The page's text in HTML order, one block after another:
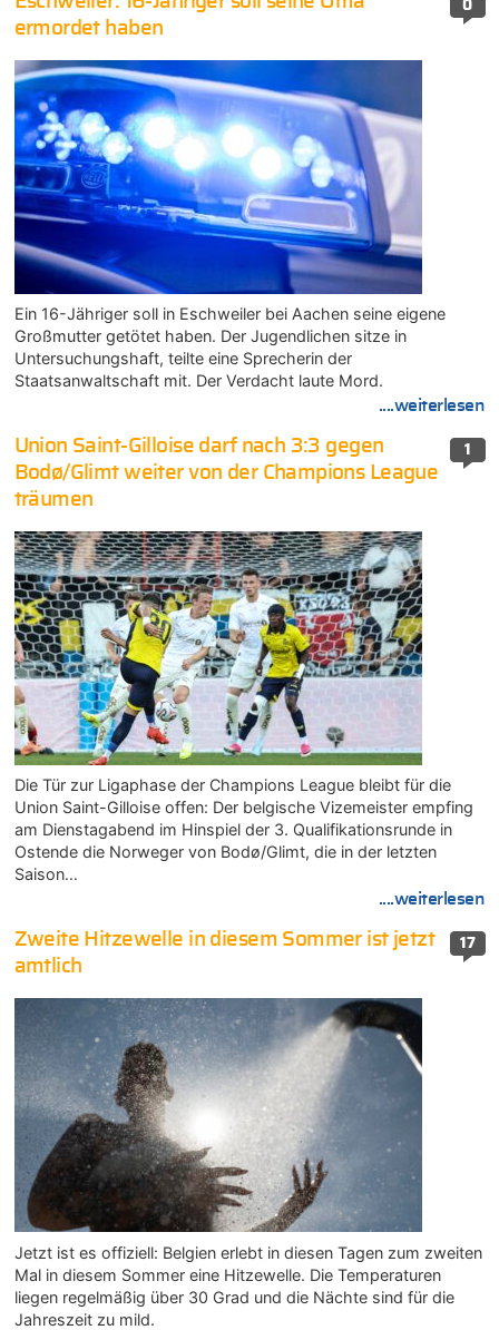
0
ermordet haben
Ein 16-Jähriger soll in Eschweiler bei Aachen seine eigene
Großmutter getötet haben. Der Jugendlichen sitze in
Untersuchungshaft, teilte eine Sprecherin der
Staatsanwaltschaft mit. Der Verdacht laute Mord.
....weiterlesen
1
Union Saint-Gilloise darf nach 3:3 gegen
Bodø/Glimt weiter von der Champions League
träumen
Die Tür zur Ligaphase der Champions League bleibt für die
Union Saint-Gilloise offen: Der belgische Vizemeister empfing
am Dienstagabend im Hinspiel der 3. Qualifikationsrunde in
Ostende die Norweger von Bodø/Glimt, die in der letzten
Saison…
....weiterlesen
17
Zweite Hitzewelle in diesem Sommer ist jetzt
amtlich
Jetzt ist es offiziell: Belgien erlebt in diesen Tagen zum zweiten
Mal in diesem Sommer eine Hitzewelle. Die Temperaturen
liegen regelmäßig über 30 Grad und die Nächte sind für die
Jahreszeit zu mild.